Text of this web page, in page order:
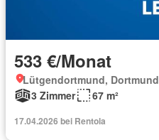
533 €/Monat
Lütgendortmund, Dortmund
3 Zimmer
67 m²
17.04.2026 bei Rentola